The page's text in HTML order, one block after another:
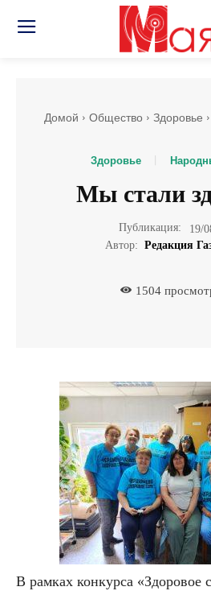
Домой Общество Здоровье
Здоровье
Мы стали
Публикация:
19/
Автор: Редакция
1504
В рамках конкурса «Здоровое